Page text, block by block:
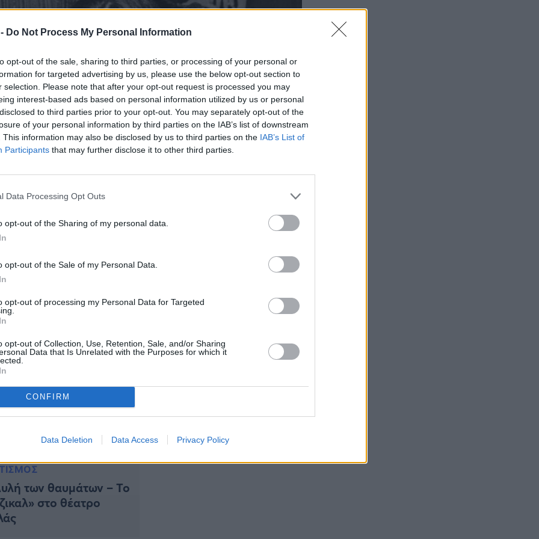
Do Not Process My Personal Information
opt-out of the sale, sharing to third parties, or processing of your personal or
for targeted advertising by us, please use the below opt-out section to
selection. Please note that after your opt-out request is processed you may
interest-based ads based on personal information utilized by us or personal
to third parties prior to your opt-out. You may separately opt-out of the
of your personal information by third parties on the IAB’s list of downstream
This information may also be disclosed by us to third parties on the IAB’s List of
Participants that may further disclose it to other third parties.
Data Processing Opt Outs
opt-out of the Sharing of my personal data.
opt-out of the Sale of my Personal Data.
opt-out of processing my Personal Data for Targeted
opt-out of Collection, Use, Retention, Sale, and/or Sharing
Data that Is Unrelated with the Purposes for which it
CONFIRM
Data Deletion Data Access Privacy Policy
Καρέζη: Μια σπάνια φωτογραφία
στο Instagram από τον δημοσιογράφο και
Κρήτης», Νίκος Ξυλούρης, απαθανατίζεται
Καρέζη στο σπίτι της στα Ιλίσια το 1973. Η
γενέθλια του Ξυλούρη, που γιορτάστηκαν
των θαυμάτων – Το
στο θέατρο